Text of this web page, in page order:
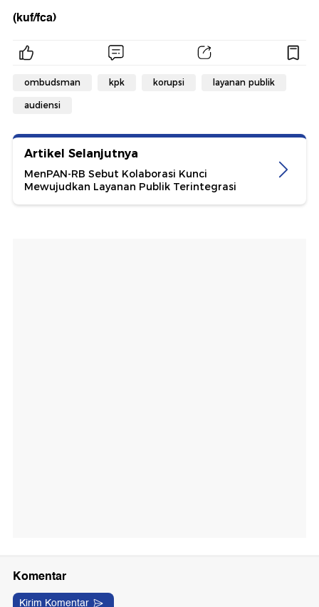
(kuf/fca)
ombudsman kpk korupsi layanan publik
audiensi
Artikel Selanjutnya
MenPAN-RB Sebut Kolaborasi Kunci
Mewujudkan Layanan Publik Terintegrasi